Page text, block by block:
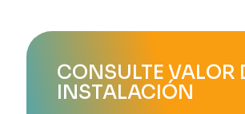
CONSULTE VALOR
INSTALACIÓN